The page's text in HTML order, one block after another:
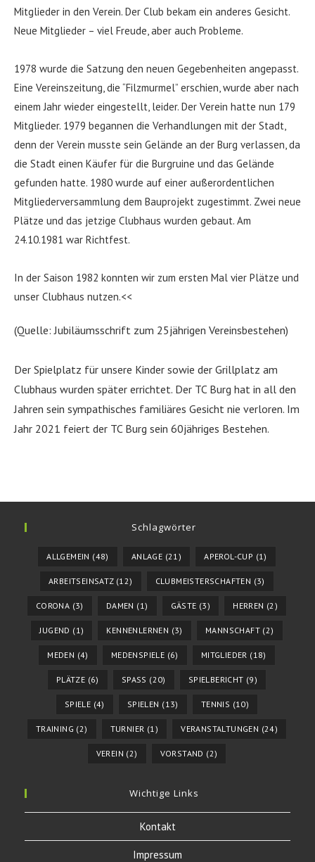
Mitglieder in den Verein. Der Club bekam ein anderes Gesicht.
Neue Mitglieder – viel Freude, aber auch Probleme.
1978 wurde die Satzung den neuen Gegebenheiten angepasst.
Eine Vereinszeitung, die “Filzmurmel” erschien, wurde aber nach
einem Jahr wieder eingestellt, leider. Der Verein hatte nun 179
Mitglieder. 1979 begannen die Verhandlungen mit der Stadt,
denn der Verein musste sein Gelände an der Burg verlassen, da
die Stadt einen Käufer für die Burgruine und das Gelände
gefunden hatte. 1980 wurde auf einer außerordentlichen
Mitgliederversammlung dem Bauprojekt zugestimmt. Zwei neue
Plätze und das jetzige Clubhaus wurden gebaut. Am
24.10.1981 war Richtfest.
In der Saison 1982 konnten wir zum ersten Mal vier Plätze und
unser Clubhaus nutzen.<<
(Quelle: Jubiläumsschrift zum 25jährigen Vereinsbestehen)
Der Spielplatz für unsere Kinder sowie der Grillplatz am
Clubhaus wurden später errichtet. Der TC Burg hat in all den
Jahren sein sympathisches familiäres Gesicht nie verloren. Im
Jahr 2021 feiert der TC Burg sein 60jähriges Bestehen.
Schlagwörter
ALLGEMEIN (48) ANLAGE (21) APEROL-CUP (1)
ARBEITSEINSATZ(12) CLUBMEISTERSCHAFTEN (3)
CORONA (3) DAMEN (1) GÄSTE (3) HERREN (2)
JUGEND (1) KENNENLERNEN (3) MANNSCHAFT(2)
MEDEN (4) MEDENSPIELE (6) MITGLIEDER (18)
PLÄTZE (6) SPASS (20) SPIELBERICHT (9)
SPIELE (4) SPIELEN (13) TENNIS (10)
TRAINING (2) TURNIER (1) VERANSTALTUNGEN (24)
VEREIN (2) VORSTAND (2)
Wichtige Links
Kontakt
Impressum